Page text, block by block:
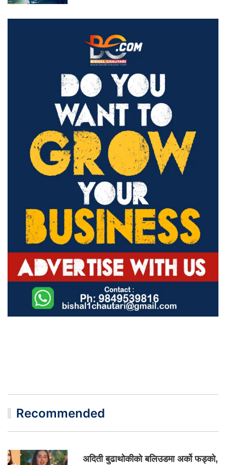
Recommended
अदिती बुढाथोकीको बलिउडमा अर्को फड्को,